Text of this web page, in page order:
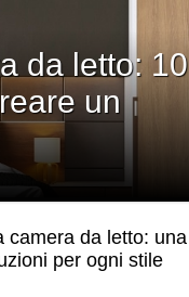
da letto: 10
un
camera da letto: una
per ogni stile